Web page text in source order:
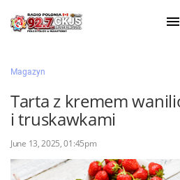
Ogłoś się
Działy
Magazyn
Tarta z kremem
i truskawkami
June 13, 2025, 01:45pm